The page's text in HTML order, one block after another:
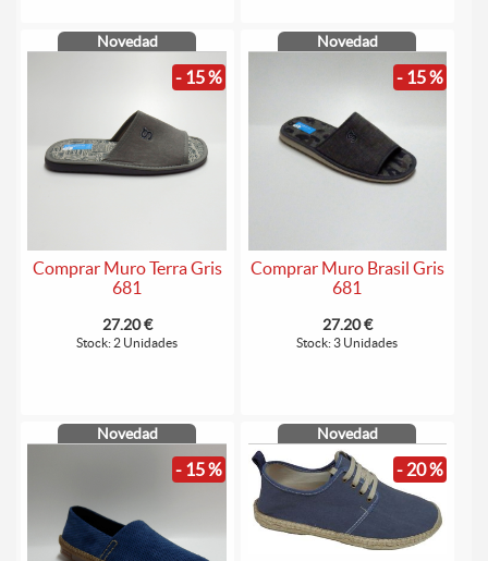
Novedad
- 15 %
Comprar Muro Terra Gris
681
27.20 €
Stock: 2 Unidades
Novedad
- 15 %
Comprar Muro Brasil Gris
681
27.20 €
Stock: 3 Unidades
Novedad
- 15 %
Novedad
- 20 %